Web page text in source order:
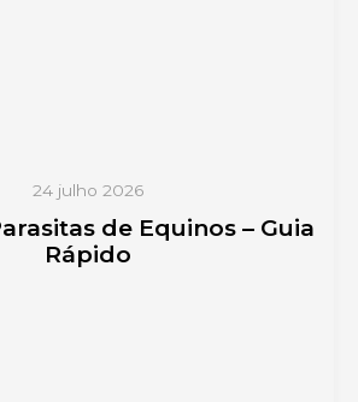
24 julho 2026
de Equinos – Guia
Rápido